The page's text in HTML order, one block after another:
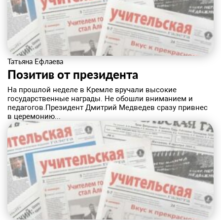
Татьяна Ефлаева
Позитив от президента
На прошлой неделе в Кремле вручали высокие
государственные награды. Не обошли вниманием и
педагогов.Президент Дмитрий Медведев сразу привнес
в церемонию...